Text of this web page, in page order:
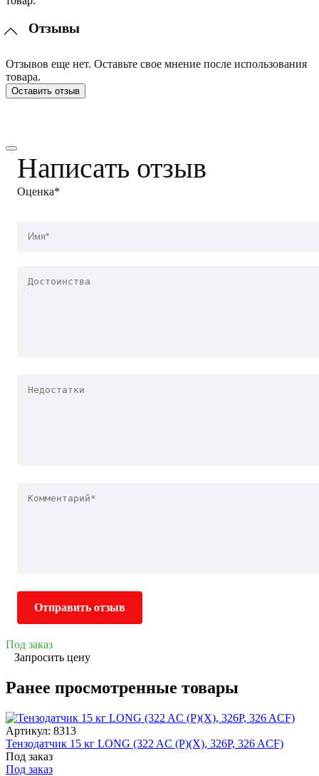
Отзывы
Отзывов еще нет. Оставьте свое мнение после использования
товара.
Оставить отзыв
Написать отзыв
Оценка*
Отправить отзыв
Под заказ
Запросить цену
Ранее просмотренные товары
Артикул: 8313
Тензодатчик 15 кг LONG (322 AC (P)(X), 326P, 326 ACF)
Под заказ
Под заказ